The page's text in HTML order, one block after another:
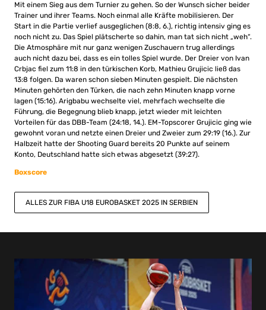
Mit einem Sieg aus dem Turnier zu gehen. So der Wunsch sicher beider
Trainer und ihrer Teams. Noch einmal alle Kräfte mobilisieren. Der
Start in die Partie verlief ausgeglichen (8:8, 6.), richtig intensiv ging es
noch nicht zu. Das Spiel plätscherte so dahin, man tat sich nicht „weh“.
Die Atmosphäre mit nur ganz wenigen Zuschauern trug allerdings
auch nicht dazu bei, dass es ein tolles Spiel wurde. Der Dreier von Ivan
Crbjac fiel zum 11:8 in den türkischen Korb, Mathieu Grujicic ließ das
13:8 folgen. Da waren schon sieben Minuten gespielt. Die nächsten
Minuten gehörten den Türken, die nach zehn Minuten knapp vorne
lagen (15:16). Arigbabu wechselte viel, mehrfach wechselte die
Führung, die Begegnung blieb knapp, jetzt wieder mit leichten
Vorteilen für das DBB-Team (24:18, 14.). EM-Topscorer Grujicic ging wie
gewohnt voran und netzte einen Dreier und Zweier zum 29:19 (16.). Zur
Halbzeit hatte der Shooting Guard bereits 20 Punkte auf seinem
Konto, Deutschland hatte sich etwas abgesetzt (39:27).
Boxscore
ALLES ZUR FIBA U18 EUROBASKET 2025 IN SERBIEN